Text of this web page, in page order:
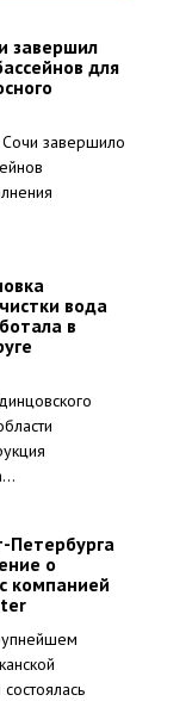
завершил
для
завершило
вода
в
Петербурга
о
компанией